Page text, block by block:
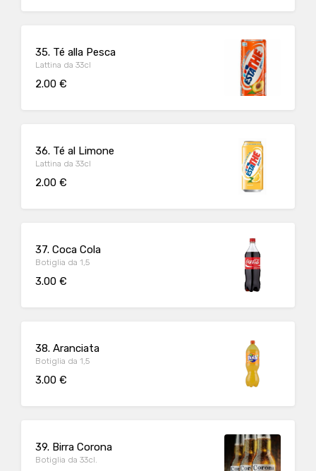
35. Té alla Pesca
Lattina da 33cl
2.00 €
36. Té al Limone
Lattina da 33cl
2.00 €
37. Coca Cola
Botiglia da 1,5
3.00 €
38. Aranciata
Botiglia da 1,5
3.00 €
39. Birra Corona
Botiglia da 33cl.